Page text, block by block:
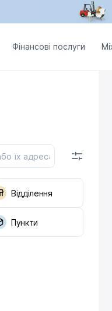
Фінансові послуги
Відділення
Пункти